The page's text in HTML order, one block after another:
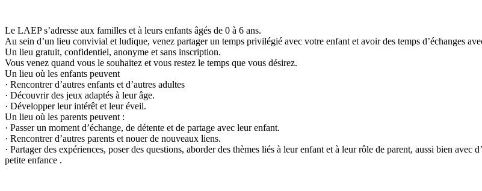
Le LAEP s’adresse aux familles et à leurs enfants âgés de 0 à 6 ans.
Au sein d’un lieu convivial et ludique, venez partager un temps privilégié avec votre enfant et avoir des temps d’échanges
Un lieu gratuit, confidentiel, anonyme et sans inscription.
Vous venez quand vous le souhaitez et vous restez le temps que vous désirez.
Un lieu où les enfants peuvent
· Rencontrer d’autres enfants et d’autres adultes
· Découvrir des jeux adaptés à leur âge.
· Développer leur intérêt et leur éveil.
Un lieu où les parents peuvent :
· Passer un moment d’échange, de détente et de partage avec leur enfant.
· Rencontrer d’autres parents et nouer de nouveaux liens.
· Partager des expériences, poser des questions, aborder des thèmes liés à leur enfant et à leur rôle de parent, aussi bien avec
petite enfance .